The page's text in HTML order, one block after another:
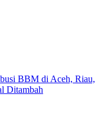
BBM di Aceh, Riau,
Ditambah